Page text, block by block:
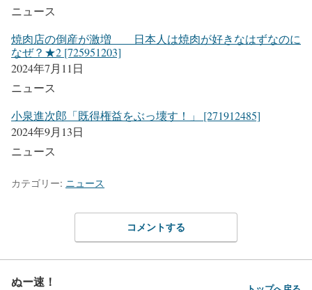
ニュース
焼肉店の倒産が激増 日本人は焼肉が好きなはずなのに
なぜ？★2 [725951203]
2024年7月11日
ニュース
小泉進次郎「既得権益をぶっ壊す！」 [271912485]
2024年9月13日
ニュース
カテゴリー: ニュース
コメントする
ぬー速！